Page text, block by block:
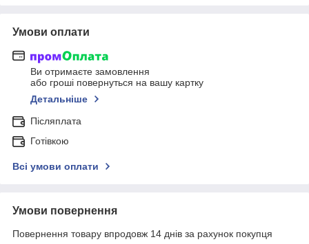
Умови оплати
Ви отримаєте замовлення
або гроші повернуться на вашу картку
Детальніше
Післяплата
Готівкою
Всі умови оплати
Умови повернення
Повернення товару впродовж 14 днів за рахунок покупця